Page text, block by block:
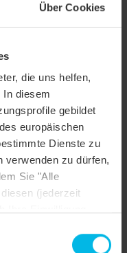
Über Cookies
die uns helfen,
In diesem
gebildet
europäischen
Dienste zu
verwenden zu dürfen,
Sie "Alle
(jederzeit
rechts